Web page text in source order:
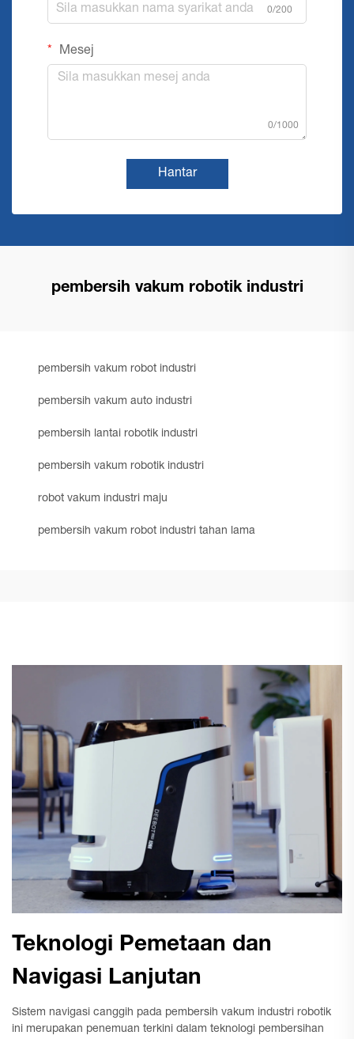
0/200
Mesej
0/1000
Hantar
pembersih vakum robotik industri
pembersih vakum robot industri
pembersih vakum auto industri
pembersih lantai robotik industri
pembersih vakum robotik industri
robot vakum industri maju
pembersih vakum robot industri tahan lama
Teknologi Pemetaan dan
Navigasi Lanjutan
Sistem navigasi canggih pada pembersih vakum industri robotik
ini merupakan penemuan terkini dalam teknologi pembersihan